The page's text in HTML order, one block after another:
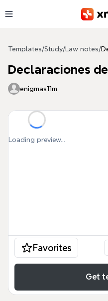
Templates/Study/ Law notes/
Declaraciones
enigmas11m
Loading preview...
Favorites
Get